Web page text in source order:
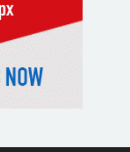
গড়াই সরকারের
কিছুই রাজশাহী